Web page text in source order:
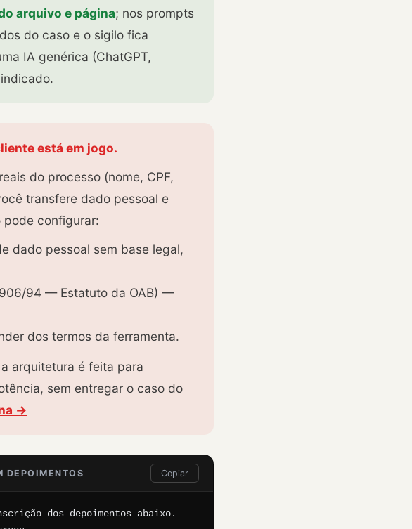
arquivo e página; nos prompts
do caso e o sigilo fica
IA genérica (ChatGPT,
está em jogo.
do processo (nome, CPF,
transfere dado pessoal e
pode configurar:
dado pessoal sem base legal,
94 — Estatuto da OAB) —
dos termos da ferramenta.
arquitetura é feita para
sem entregar o caso do
→
DEPOIMENTOS Copiar
dos depoimentos abaixo.